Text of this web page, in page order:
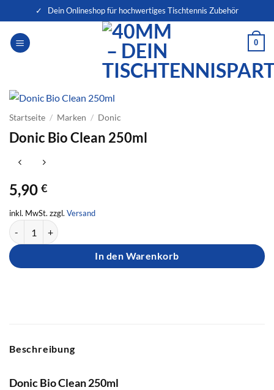
Inhalt
springen
✓ Dein Onlineshop für hochwertiges Tischtennis Zubehör
0
Startseite / Marken / Donic
Donic Bio Clean 250ml
5,90 €
inkl. MwSt. zzgl. Versand
Donic Bio Clean 250ml Menge
In den Warenkorb
Beschreibung
Donic Bio Clean 250ml